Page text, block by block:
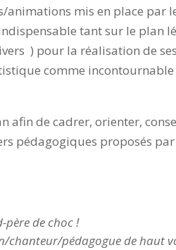
mis en place par
tant sur le plan
) pour la réalisation de
comme
afin de cadrer, orienter,
pédagogiques proposés par
père de choc !
chanteur/pédagogue de haut